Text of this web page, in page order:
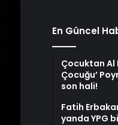
En Güncel
Çocuktan Al
Çocuğu’
son hali!
Fatih
yanda YPG